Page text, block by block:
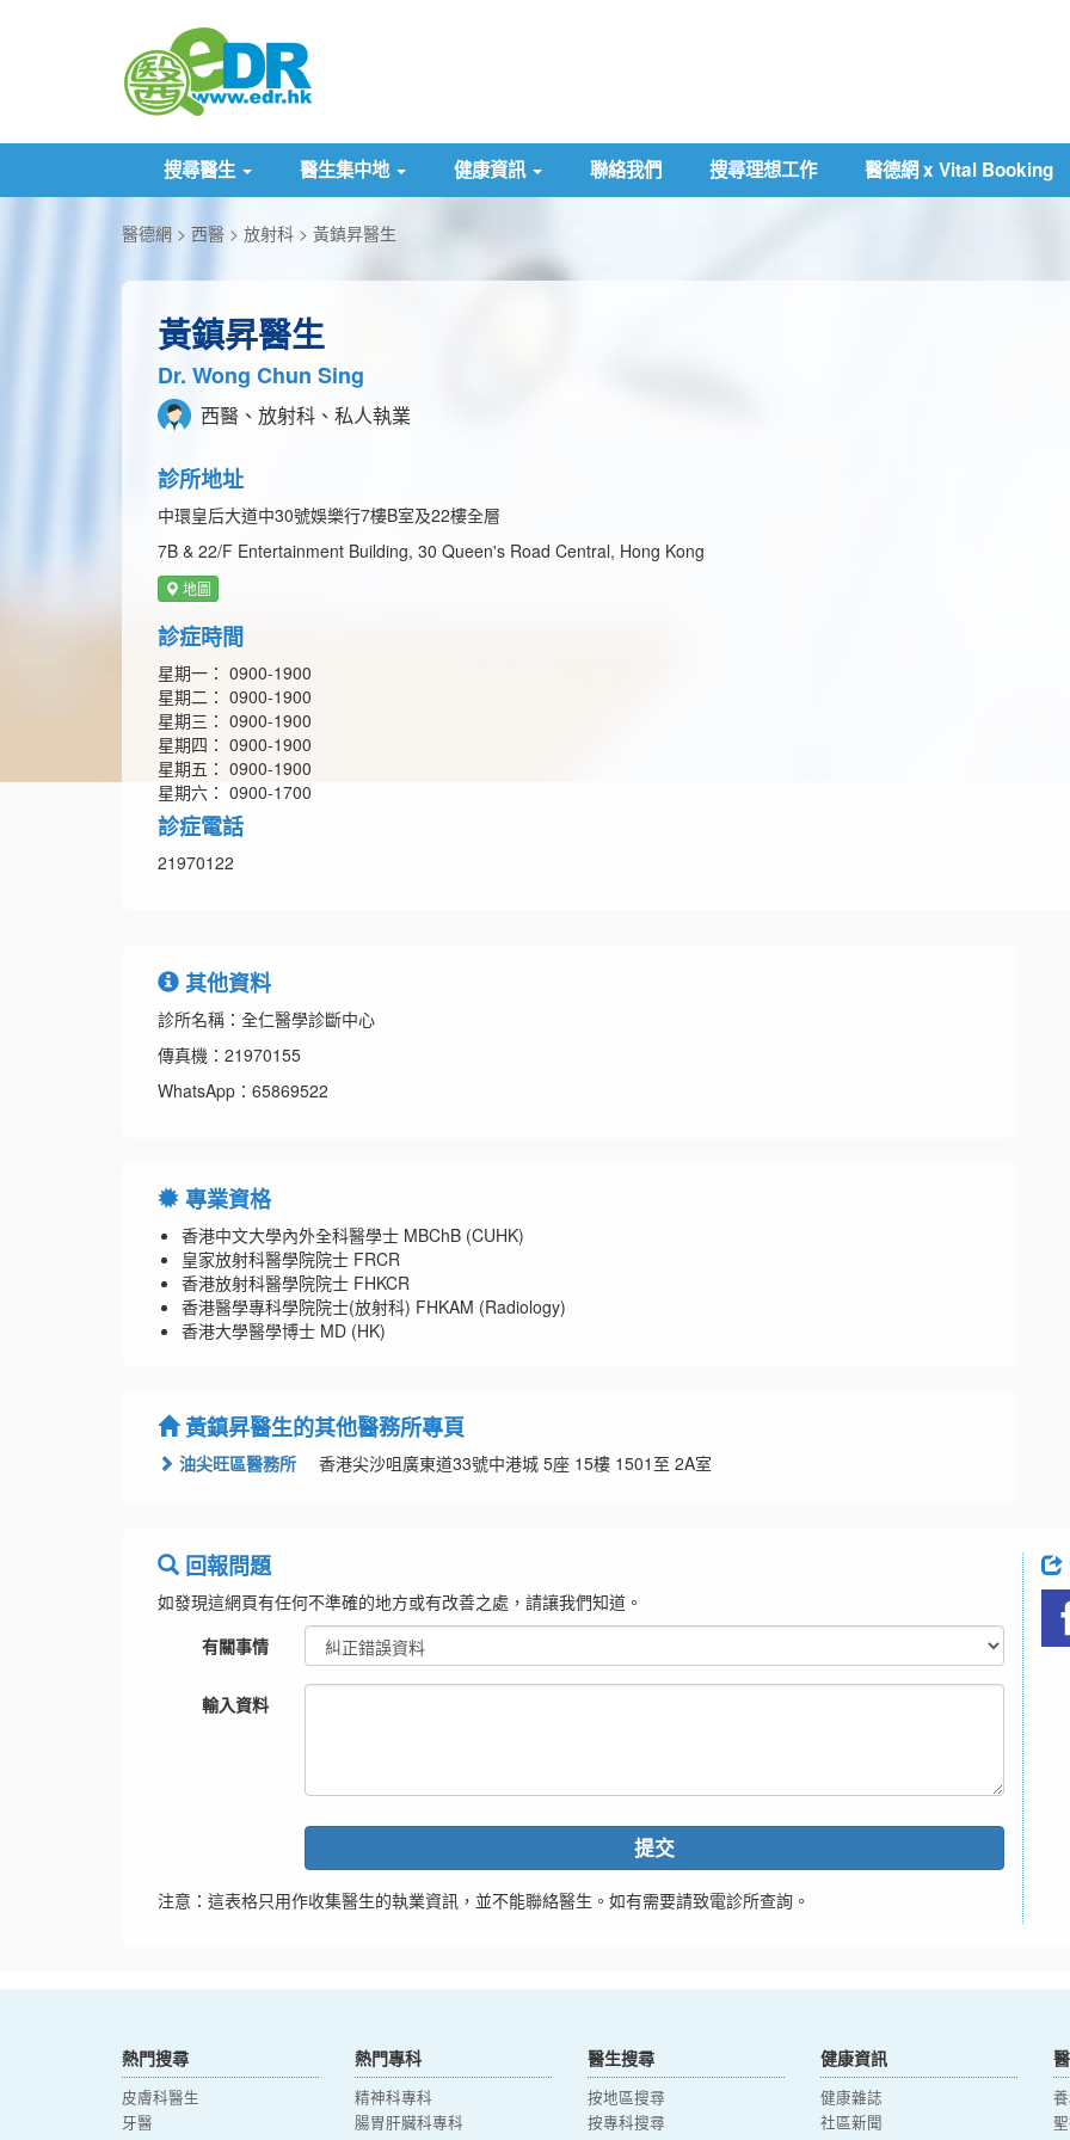
搜尋醫生 醫生集中地 健康資訊 聯絡我們 搜尋理想工作 醫德網 x Vital Booking
醫德網 西醫 放射科 黃鎮昇醫生
黃鎮昇醫生
Dr. Wong Chun Sing
西醫、放射科、私人執業
診所地址
中環皇后大道中30號娛樂行7樓B室及22樓全層
7B & 22/F Entertainment Building, 30 Queen's Road Central, Hong Kong
地圖
診症時間
星期一： 0900-1900
星期二： 0900-1900
星期三： 0900-1900
星期四： 0900-1900
星期五： 0900-1900
星期六： 0900-1700
診症電話
21970122
其他資料
診所名稱：全仁醫學診斷中心
傳真機：21970155
WhatsApp：65869522
專業資格
香港中文大學內外全科醫學士 MBChB (CUHK)
皇家放射科醫學院院士 FRCR
香港放射科醫學院院士 FHKCR
香港醫學專科學院院士(放射科) FHKAM (Radiology)
香港大學醫學博士 MD (HK)
黃鎮昇醫生的其他醫務所專頁
油尖旺區醫務所 香港尖沙咀廣東道33號中港城 5座 15樓 1501至 2A室
回報問題
如發現這網頁有任何不準確的地方或有改善之處，請讓我們知道。
有關事情
輸入資料
提交
注意：這表格只用作收集醫生的執業資訊，並不能聯絡醫生。如有需要請致電診所查詢。
熱門搜尋
皮膚科醫生
牙醫
熱門專科
精神科專科
腸胃肝臟科專科
醫生搜尋
按地區搜尋
按專科搜尋
健康資訊
健康雜誌
社區新聞